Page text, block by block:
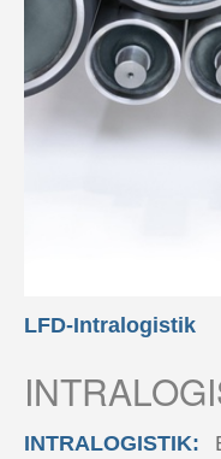
LFD-Intralogistik
INTRALOGISTIK: